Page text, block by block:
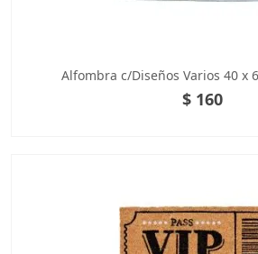
Alfombra c/Diseños Varios 40 x
$ 160